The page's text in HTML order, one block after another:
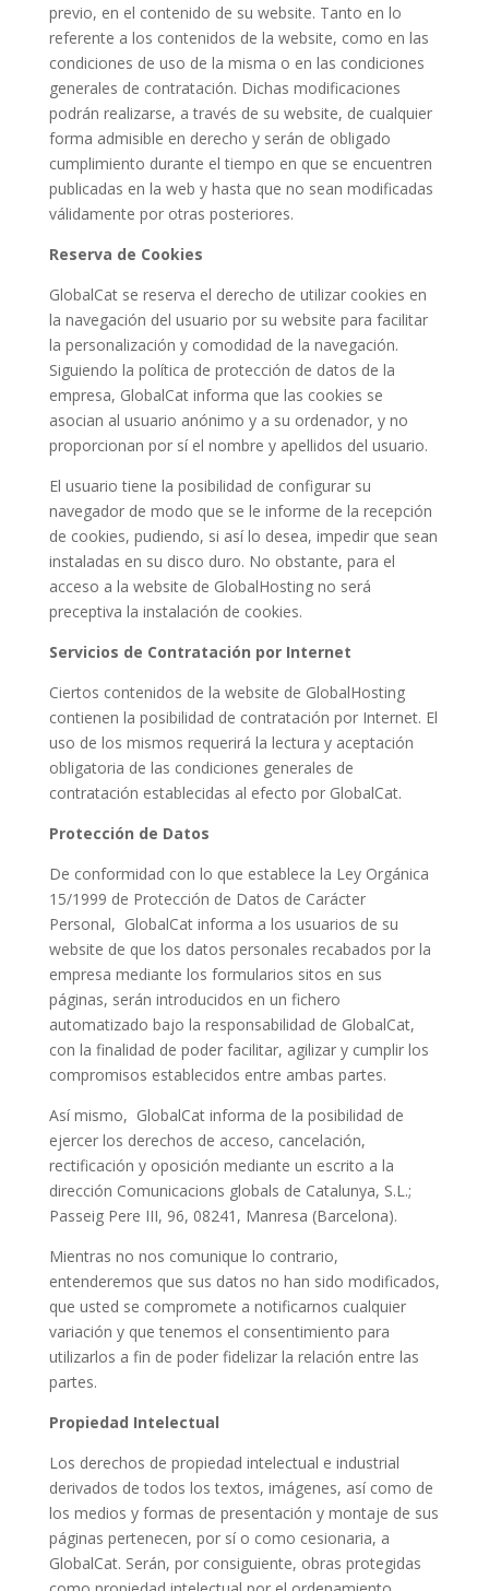
previo, en el contenido de su website. Tanto en lo
referente a los contenidos de la website, como en las
condiciones de uso de la misma o en las condiciones
generales de contratación. Dichas modificaciones
podrán realizarse, a través de su website, de cualquier
forma admisible en derecho y serán de obligado
cumplimiento durante el tiempo en que se encuentren
publicadas en la web y hasta que no sean modificadas
válidamente por otras posteriores.
Reserva de Cookies
GlobalCat se reserva el derecho de utilizar cookies en
la navegación del usuario por su website para facilitar
la personalización y comodidad de la navegación.
Siguiendo la política de protección de datos de la
empresa, GlobalCat informa que las cookies se
asocian al usuario anónimo y a su ordenador, y no
proporcionan por sí el nombre y apellidos del usuario.
El usuario tiene la posibilidad de configurar su
navegador de modo que se le informe de la recepción
de cookies, pudiendo, si así lo desea, impedir que sean
instaladas en su disco duro. No obstante, para el
acceso a la website de GlobalHosting no será
preceptiva la instalación de cookies.
Servicios de Contratación por Internet
Ciertos contenidos de la website de GlobalHosting
contienen la posibilidad de contratación por Internet. El
uso de los mismos requerirá la lectura y aceptación
obligatoria de las condiciones generales de
contratación establecidas al efecto por GlobalCat.
Protección de Datos
De conformidad con lo que establece la Ley Orgánica
15/1999 de Protección de Datos de Carácter
Personal, GlobalCat informa a los usuarios de su
website de que los datos personales recabados por la
empresa mediante los formularios sitos en sus
páginas, serán introducidos en un fichero
automatizado bajo la responsabilidad de GlobalCat,
con la finalidad de poder facilitar, agilizar y cumplir los
compromisos establecidos entre ambas partes.
Así mismo, GlobalCat informa de la posibilidad de
ejercer los derechos de acceso, cancelación,
rectificación y oposición mediante un escrito a la
dirección Comunicacions globals de Catalunya, S.L.;
Passeig Pere III, 96, 08241, Manresa (Barcelona).
Mientras no nos comunique lo contrario,
entenderemos que sus datos no han sido modificados,
que usted se compromete a notificarnos cualquier
variación y que tenemos el consentimiento para
utilizarlos a fin de poder fidelizar la relación entre las
partes.
Propiedad Intelectual
Los derechos de propiedad intelectual e industrial
derivados de todos los textos, imágenes, así como de
los medios y formas de presentación y montaje de sus
páginas pertenecen, por sí o como cesionaria, a
GlobalCat. Serán, por consiguiente, obras protegidas